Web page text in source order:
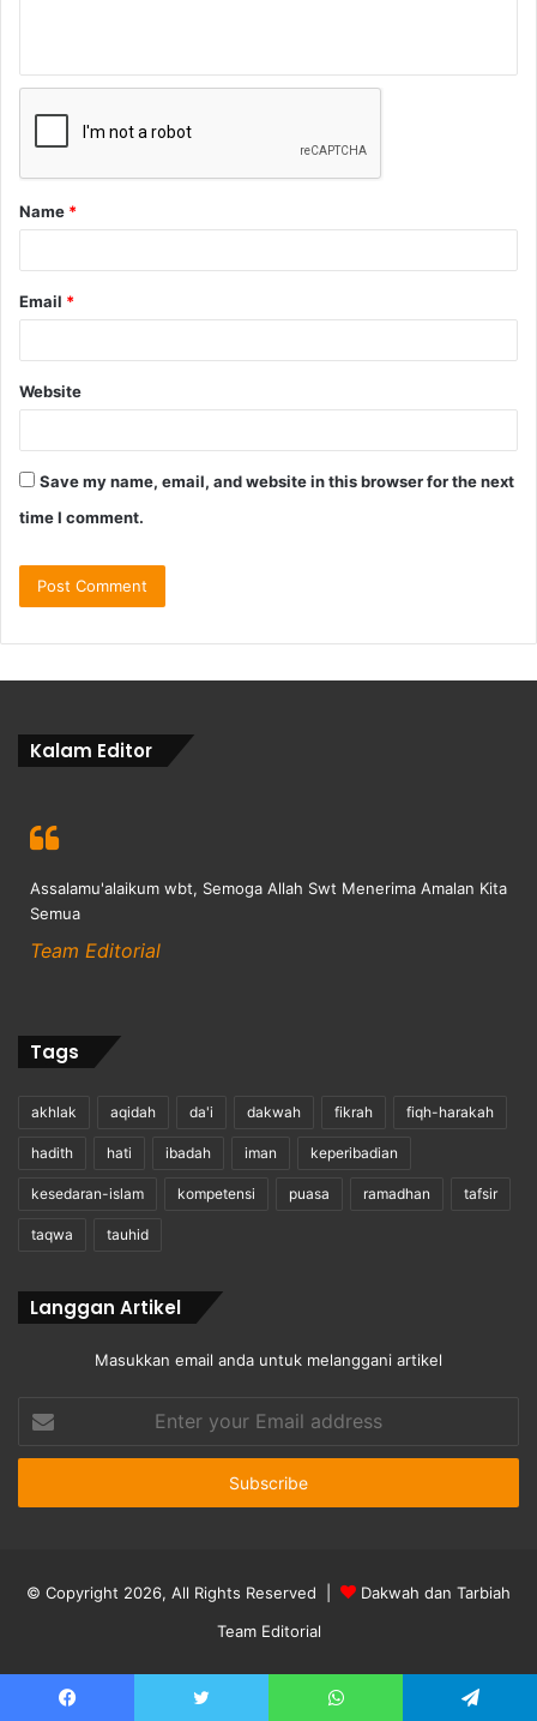
Name *
Email *
Website
Save my name, email, and website in this browser for the next
time I comment.
Kalam Editor
Assalamu'alaikum wbt, Semoga Allah Swt Menerima Amalan Kita
Semua
Team Editorial
Tags
akhlak aqidah da'i dakwah fikrah fiqh-harakah
hadith hati ibadah iman keperibadian
kesedaran-islam kompetensi puasa ramadhan tafsir
taqwa tauhid
Langgan Artikel
Masukkan email anda untuk melanggani artikel
your
Email
© Copyright 2026, All Rights Reserved |
Dakwah dan Tarbiah
Team Editorial